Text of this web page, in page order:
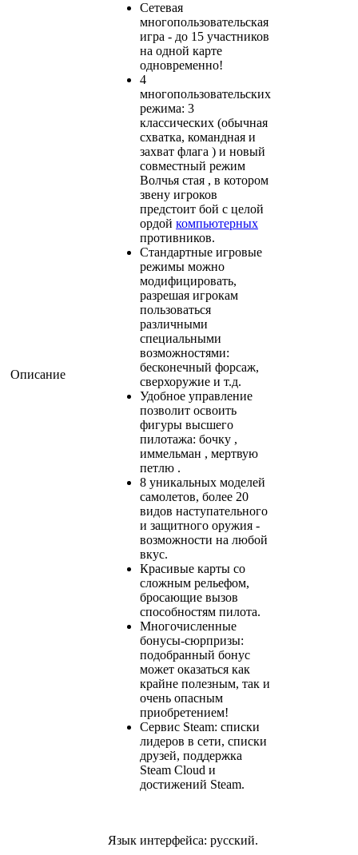
Описание
Сетевая
многопользовательская
игра - до 15 участников
на одной карте
одновременно!
4
многопользовательских
режима: 3
классических (обычная
схватка, командная и
захват флага ) и новый
совместный режим
Волчья стая , в котором
звену игроков
предстоит бой с целой
ордой компьютерных
противников.
Стандартные игровые
режимы можно
модифицировать,
разрешая игрокам
пользоваться
различными
специальными
возможностями:
бесконечный форсаж,
сверхоружие и т.д.
Удобное управление
позволит освоить
фигуры высшего
пилотажа: бочку ,
иммельман , мертвую
петлю .
8 уникальных моделей
самолетов, более 20
видов наступательного
и защитного оружия -
возможности на любой
вкус.
Красивые карты со
сложным рельефом,
бросающие вызов
способностям пилота.
Многочисленные
бонусы-сюрпризы:
подобранный бонус
может оказаться как
крайне полезным, так и
очень опасным
приобретением!
Сервис Steam: списки
лидеров в сети, списки
друзей, поддержка
Steam Cloud и
достижений Steam.
Язык интерфейса: русский.